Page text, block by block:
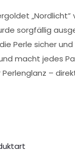
sorgfällig
Perle sicher
macht jedes
–